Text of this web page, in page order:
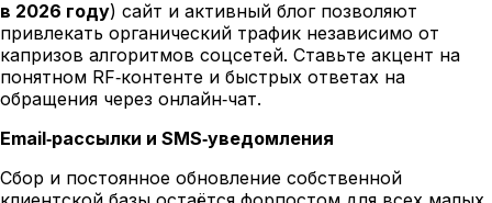
в 2026 году) сайт и активный блог позволяют
привлекать органический трафик независимо от
капризов алгоритмов соцсетей. Ставьте акцент на
понятном RF‑контенте и быстрых ответах на
обращения через онлайн‑чат.
Email‑рассылки и SMS‑уведомления
Сбор и постоянное обновление собственной